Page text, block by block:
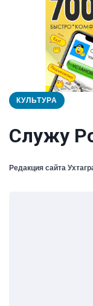
КУЛЬТУРА
Служу
Редакция сайта